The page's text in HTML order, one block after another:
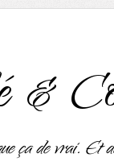
&
ça de vrai. Et